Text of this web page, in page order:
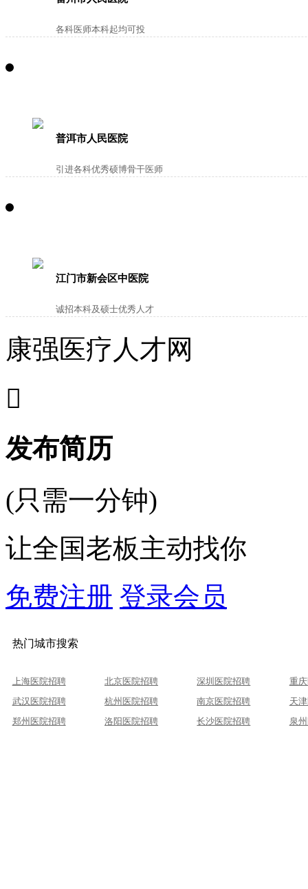
各科医师本科起均可投
普洱市人民医院
引进各科优秀硕博骨干医师
江门市新会区中医院
诚招本科及硕士优秀人才
康强医疗人才网

发布简历
(只需一分钟)
让全国老板主动找你
免费注册 登录会员
热门城市搜索
上海医院招聘 北京医院招聘 深圳医院招聘
重
武汉医院招聘
杭州医院招聘 南京医院招聘
天
郑州医院招聘
洛阳医院招聘 长沙医院招聘 泉